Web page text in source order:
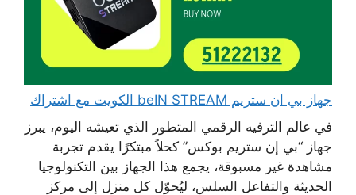
جهاز بي ان ستريم beIN STREAM الكويت مع اشتراك
في عالم الترفيه الرقمي المتطور الذي تعيشه اليوم، يبرز
جهاز “بي إن ستريم بوكس” كحلاً مبتكرًا يقدم تجربة
مشاهدة غير مسبوقة، يجمع هذا الجهاز بين التكنولوجيا
الحديثة والتفاعل السلس، ليُحوّل كل منزل إلى مركز